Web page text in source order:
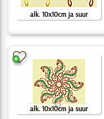
alk. 10x10cm ja suur
alk. 10x10cm ja suur